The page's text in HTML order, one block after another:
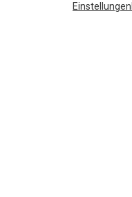
Einstellungen